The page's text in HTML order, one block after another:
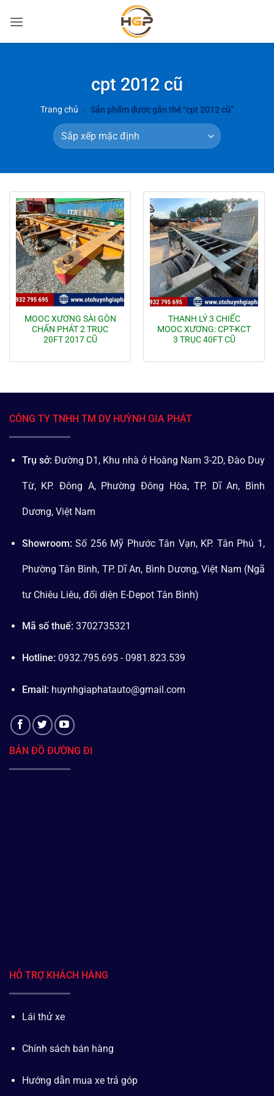
qua
cpt 2012 cũ
Trang chủ / Sản phẩm được gắn thẻ “cpt 2012 cũ”
MOOC XƯƠNG SÀI GÒN
CHẤN PHÁT 2 TRỤC
20FT 2017 CŨ
THANH LÝ 3 CHIẾC
MOOC XƯƠNG: CPT-KCT
3 TRỤC 40FT CŨ
CÔNG TY TNHH TM DV HUỲNH GIA PHÁT
Trụ sở: Đường D1, Khu nhà ở Hoàng Nam 3-2D, Đào Duy
Từ, KP. Đông A, Phường Đông Hòa, TP. Dĩ An, Bình
Dương, Việt Nam
Showroom: Số 256 Mỹ Phước Tân Vạn, KP. Tân Phú 1,
Phường Tân Bình, TP. Dĩ An, Bình Dương, Việt Nam (Ngã
tư Chiêu Liêu, đối diện E-Depot Tân Bình)
Mã số thuế: 3702735321
Hotline: 0932.795.695 - 0981.823.539
Email: huynhgiaphatauto@gmail.com
BẢN ĐỒ ĐƯỜNG ĐI
HỖ TRỢ KHÁCH HÀNG
Lái thử xe
Chính sách bán hàng
Hướng dẫn mua xe trả góp